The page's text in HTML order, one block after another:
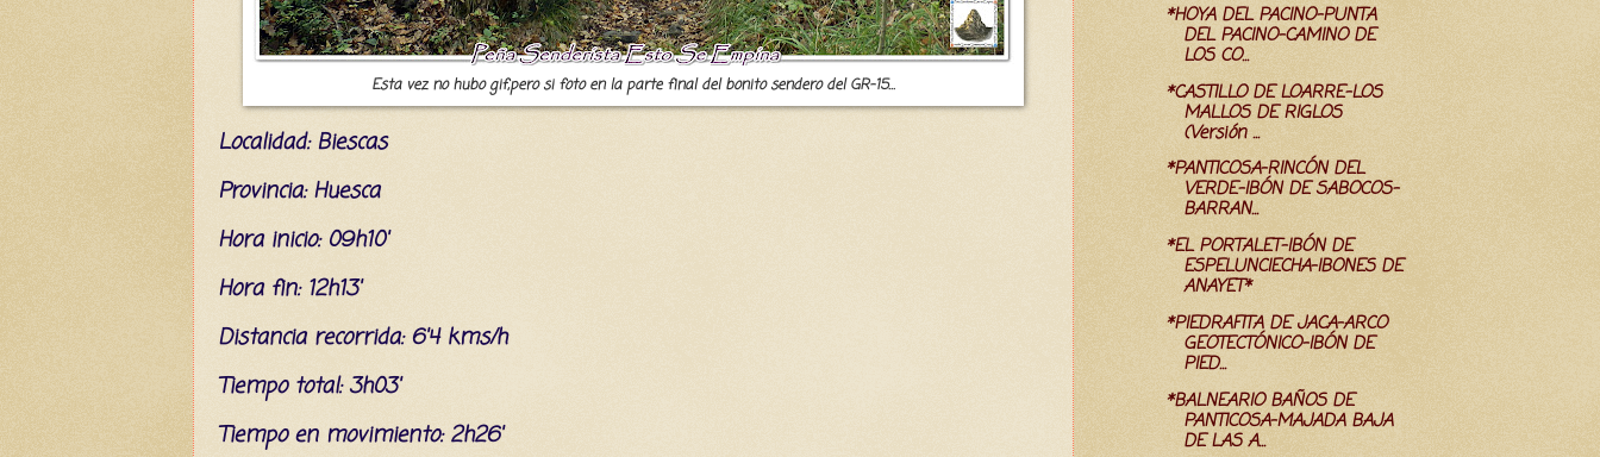
Esta vez no hubo gif,pero si foto en la parte final del bonito sendero del GR-15...
Localidad: Biescas
Provincia: Huesca
Hora inicio: 09h10'
Hora fin: 12h13'
Distancia recorrida: 6'4 kms/h
Tiempo total: 3h03'
Tiempo en movimiento: 2h26'
*HOYA DEL PACINO-PUNTA
DEL PACINO-CAMINO DE
LOS CO...
*CASTILLO DE LOARRE-LOS
MALLOS DE RIGLOS
(Versión ...
*PANTICOSA-RINCÓN DEL
VERDE-IBÓN DE SABOCOS-
BARRAN...
*EL PORTALET-IBÓN DE
ESPELUNCIECHA-IBONES DE
ANAYET*
*PIEDRAFITA DE JACA-ARCO
GEOTECTÓNICO-IBÓN DE
PIED...
*BALNEARIO BAÑOS DE
PANTICOSA-MAJADA BAJA
DE LAS A...